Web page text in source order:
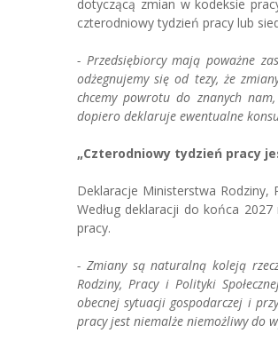
dotyczącą zmian w kodeksie
czterodniowy tydzień pracy lub
- Przedsiębiorcy mają poważne
odżegnujemy się od tezy, że
chcemy powrotu do znanych
dopiero deklaruje ewentualne
„Czterodniowy tydzień pracy
Deklaracje Ministerstwa Rodziny,
Według deklaracji do końca
pracy.
- Zmiany są naturalną koleją
Rodziny, Pracy i Polityki
obecnej sytuacji gospodarczej i
pracy jest niemalże niemożliwy do